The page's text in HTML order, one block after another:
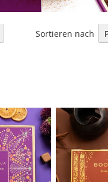
Sortieren nach